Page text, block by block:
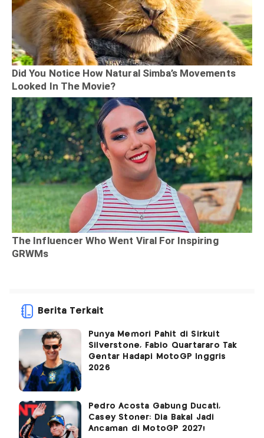
Berita Terkait
Punya Memori Pahit di Sirkuit
Silverstone, Fabio Quartararo Tak
Gentar Hadapi MotoGP Inggris
2026
Pedro Acosta Gabung Ducati,
Casey Stoner: Dia Bakal Jadi
Ancaman di MotoGP 2027!